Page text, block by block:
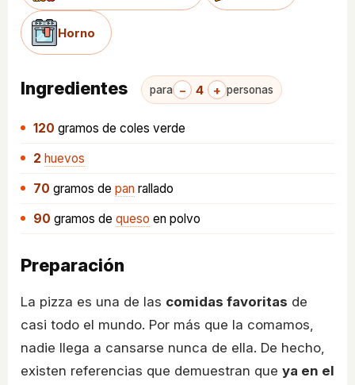
Horno
Ingredientes para − 4 + personas
120 gramos de coles verde
2 huevos
70 gramos de pan rallado
90 gramos de queso en polvo
Preparación
La pizza es una de las comidas favoritas de
casi todo el mundo. Por más que la comamos,
nadie llega a cansarse nunca de ella. De hecho,
existen referencias que demuestran que ya en el